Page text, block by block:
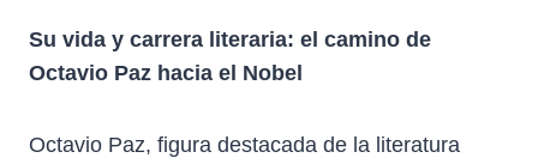
Su vida y carrera literaria: el camino de
Octavio Paz hacia el Nobel
Octavio Paz, figura destacada de la literatura